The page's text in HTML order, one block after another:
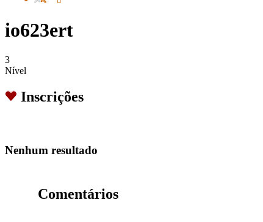
io623ert
3
Nível
Inscrições
Nenhum resultado
Comentários